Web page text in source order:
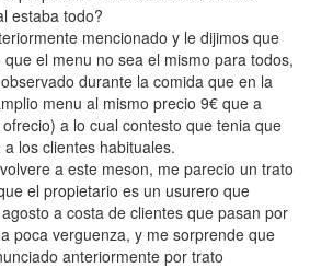
estaba todo?
mencionado y le dijimos que
el menu no sea el mismo para todos,
durante la comida que en la
menu al mismo precio 9€ que a
a lo cual contesto que tenia que
los clientes habituales.
a este meson, me parecio un trato
el propietario es un usurero que
a costa de clientes que pasan por
poca verguenza, y me sorprende que
anteriormente por trato